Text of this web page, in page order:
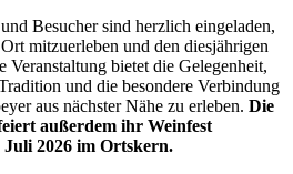
Besucher sind herzlich eingeladen,
mitzuerleben und den diesjährigen
Veranstaltung bietet die Gelegenheit,
und die besondere Verbindung
aus nächster Nähe zu erleben. Die
außerdem ihr Weinfest
Juli 2026 im Ortskern.